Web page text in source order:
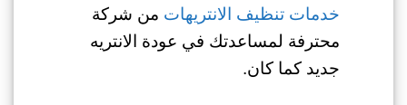
خدمات تنظيف الانتريهات من شركة
محترفة لمساعدتك في عودة الانتريه
جديد كما كان.